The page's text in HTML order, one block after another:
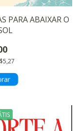
PARA ABAIXAR O